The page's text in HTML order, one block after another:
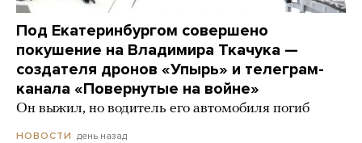
Под Екатеринбургом совершено
покушение на Владимира Ткачука —
создателя дронов «Упырь» и телеграм-
канала «Повернутые на войне»
Он выжил, но водитель его автомобиля погиб
НОВОСТИ день назад